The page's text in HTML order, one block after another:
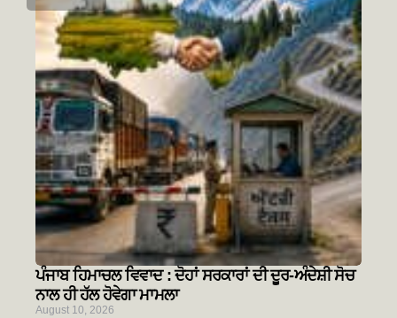
ਪੰਜਾਬ ਹਿਮਾਚਲ ਵਿਵਾਦ : ਦੋਹਾਂ ਸਰਕਾਰਾਂ ਦੀ ਦੂਰ-ਅੰਦੇਸ਼ੀ ਸੋਚ
ਨਾਲ ਹੀ ਹੱਲ ਹੋਵੇਗਾ ਮਾਮਲਾ
August 10, 2026